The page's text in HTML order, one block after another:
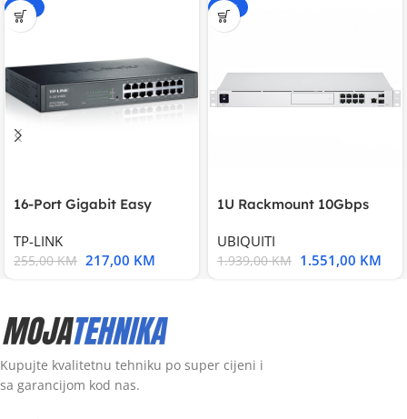
-15%
16-Port Gigabit Easy
TP-LINK
255,00KM 217,00 KM
-20%
1U Rackmount 10Gbps
UBIQUITI
1.939,00KM 1.551,00 KM
Kupujte kvalitetnu tehniku po super cijeni i
sa garancijom kod nas.